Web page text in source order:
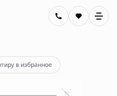
Цена по запросу
в избранное